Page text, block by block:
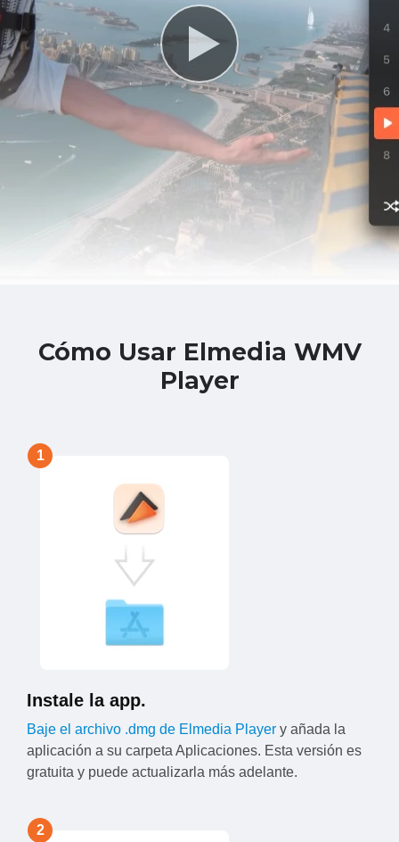
Cómo Usar Elmedia WMV
Player
1
Instale la app.
Baje el archivo .dmg de Elmedia Player y añada la
aplicación a su carpeta Aplicaciones. Esta versión es
gratuita y puede actualizarla más adelante.
2